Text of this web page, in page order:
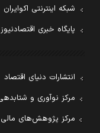
شبکه اینترنتی اکوایران
پایگاه خبری اقتصادنیوز
انتشارات دنیای اقتصاد
مرکز نوآوری و
مرکز پژوهش‌های مالی